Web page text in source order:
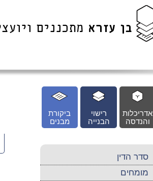
ביקורת
מבנים
רישוי
הבנייה
אדריכלות
והנדסה
סדר הדין
מומחים